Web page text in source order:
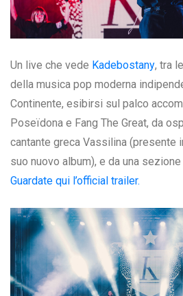
Un live che vede Kadebostany, tra
della musica pop moderna
Continente, esibirsi sul palco
Poseïdona e Fang The Great, da
cantante greca Vassilina (presente
suo nuovo album), e da una
Guardate qui l’official trailer.